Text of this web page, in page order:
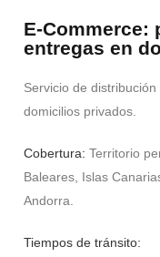
E-Commerce:
entregas en
Servicio de
domicilios privados.
Cobertura: Territorio
Baleares, Islas
Andorra.
Tiempos de tránsito: